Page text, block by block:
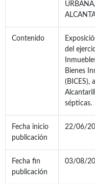
Contenido
del
Bienes
(BICES),
sépticas.
Fecha inicio
publicación
22/06/
Fecha fin
publicación
03/08/